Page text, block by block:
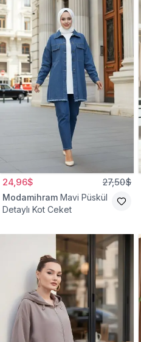
24,96$ 27,50$
Modamihram Mavi Püskül
Detaylı Kot Ceket